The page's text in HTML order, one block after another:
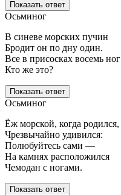
Показать ответ
Осьминог
В синеве морских пучин
Бродит он по дну один.
Все в присосках восемь ног
Кто же это?
Показать ответ
Осьминог
Ёж морской, когда родился,
Чрезвычайно удивился:
Полюбуйтесь сами —
На камнях расположился
Чемодан с ногами.
Показать ответ